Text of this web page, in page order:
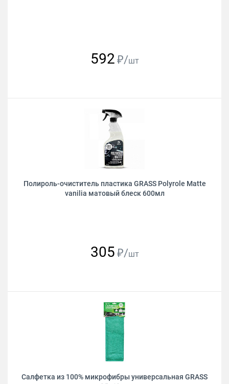
592 ₽/шт
Полироль-очиститель пластика GRASS Polyrole Matte
vanilia матовый блеск 600мл
305 ₽/шт
Салфетка из 100% микрофибры универсальная GRASS